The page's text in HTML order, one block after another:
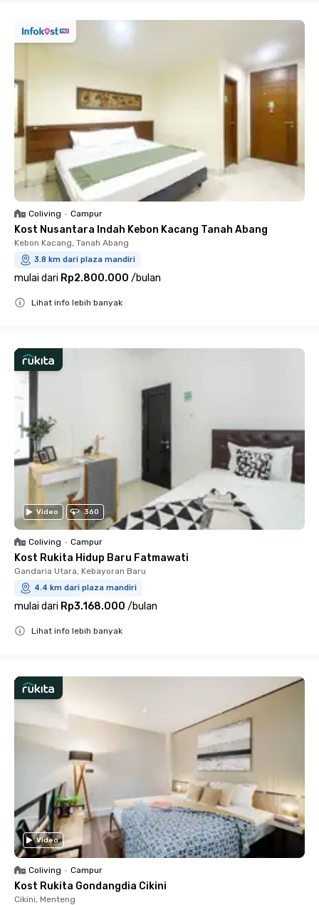
Coliving • Campur
Kost Nusantara Indah Kebon Kacang Tanah Abang
Kebon Kacang, Tanah Abang
3.8 km dari plaza mandiri
mulai dari Rp2.800.000 /bulan
Lihat info lebih banyak
Video 360
Coliving • Campur
Kost Rukita Hidup Baru Fatmawati
Gandaria Utara, Kebayoran Baru
4.4 km dari plaza mandiri
mulai dari Rp3.168.000 /bulan
Lihat info lebih banyak
Video
Coliving • Campur
Kost Rukita Gondangdia Cikini
Cikini, Menteng